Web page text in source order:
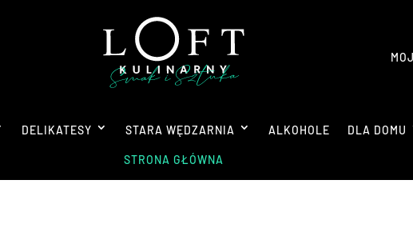
DELIKATESY STARA WĘDZARNIA ALKOHOLE DLA DOMU
STRONA GŁÓWNA